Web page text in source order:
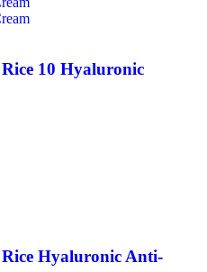
10 Hyaluronic
Hyaluronic Anti-